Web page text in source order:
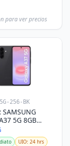
para ver precios
256-BK
SAMSUNG
8GB
UIO: 24 hrs